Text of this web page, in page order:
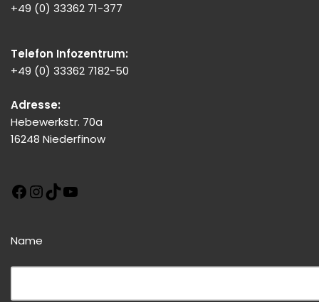
+49 (0) 33362 71-377
Telefon Infozentrum:
+49 (0) 33362 7182-50
Adresse:
Hebewerkstr. 70a
16248 Niederfinow
Name
Bitte dieses Feld leer lassen!